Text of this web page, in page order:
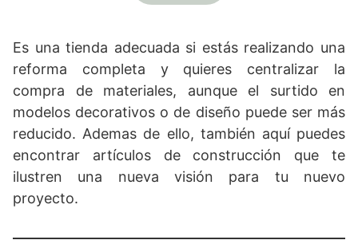
Es una tienda adecuada si estás realizando una
reforma completa y quieres centralizar la
compra de materiales, aunque el surtido en
modelos decorativos o de diseño puede ser más
reducido. Ademas de ello, también aquí puedes
encontrar artículos de construcción que te
ilustren una nueva visión para tu nuevo
proyecto.